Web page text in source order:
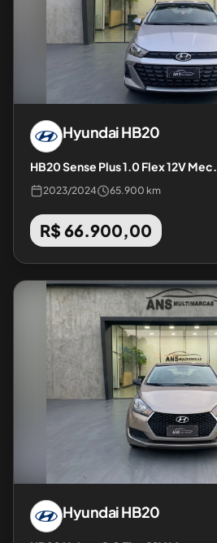
HyundaiHB20
HB20 Sense Plus 1.0 Flex 12V Mec.
2023/2024 65.900 km
R$ 66.900,00
HyundaiHB20